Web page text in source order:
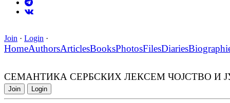
Join · Login ·
HomeAuthorsArticlesBooksPhotosFilesDiaries
СЕМАНТИКА СЕРБСКИХ ЛЕКСЕМ ЧОJСТВО И
Join Login